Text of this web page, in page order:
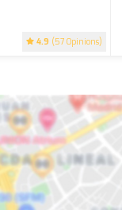
4.9 (57 Opinions)